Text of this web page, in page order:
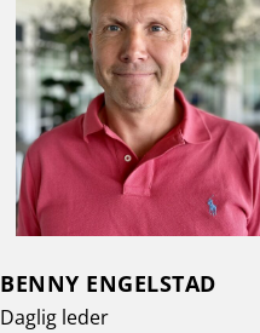
BENNY ENGELSTAD
Daglig leder